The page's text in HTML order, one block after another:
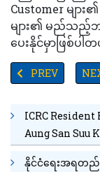
Customer မျာ
များ၏ မည်သ
ပေးနိုင်မှာဖြစ်ပါ
PREVIOUS
PREV
ICRC
Aung San Suu
နိုင်ငံရေးအရတ